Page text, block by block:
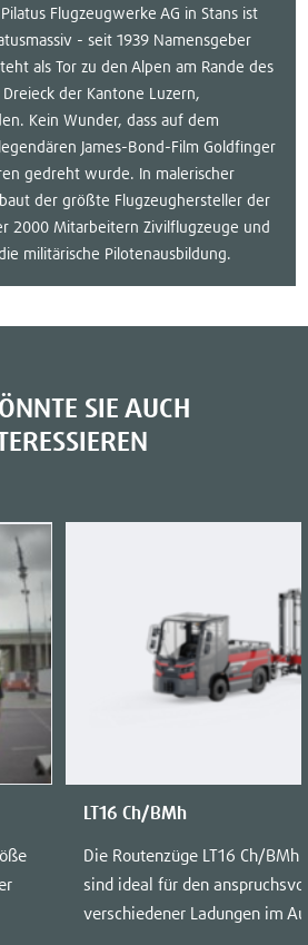
Flugzeugwerke AG in Stans ist
- seit 1939 Namensgeber
als Tor zu den Alpen am Rande des
der Kantone Luzern,
Kein Wunder, dass auf dem
James-Bond-Film Goldfinger
gedreht wurde. In malerischer
der größte Flugzeughersteller der
2000 Mitarbeitern Zivilflugzeuge und
militärische Pilotenausbildung.
SIE AUCH
LT16 Ch/BMh
Die Routenzüge LT16 Ch/
sind ideal für den
verschiedener Ladungen im